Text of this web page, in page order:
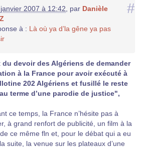
#
2007 à 12:42 par Danièle
à : Là où ya d’la gêne ya pas
du devoir des Algériens de demander
à la France pour avoir exécuté à
202 Algériens et fusillé le reste
terme d’une parodie de justice",
ce temps, la France n’hésite pas à
à grand renfort de publicité, un film à la
ce même fln et, pour le débat qui a eu
suite, la venue sur les plateaux d’une